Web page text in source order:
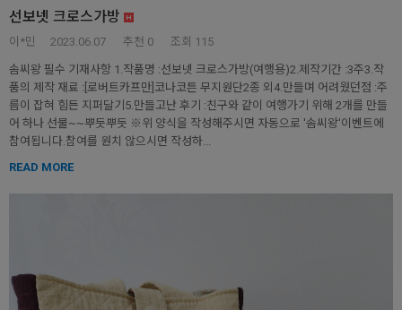
선보넷 크로스가방
이*민 2023.06.07 추천 0 조회 115
솜씨왕 필수 기재사항 1.작품명 :선보넷 크로스가방(여행용)2.제작기간 :3주3.작
품의 제작 재료 :[로버트카프만]코나코튼 무지원단2종 외4.만들며 어려웠던점 :주
름이 잡혀 힘든 지퍼달기5.만들고난 후기 :친구와 같이 여행가기 위해 2개를 만들
어 하나 선물~~뿌듯뿌듯 ※위 양식을 작성해주시면 자동으로 '솜씨왕'이벤트에
참여됩니다.참여를 원치 않으시면 작성하...
READ MORE